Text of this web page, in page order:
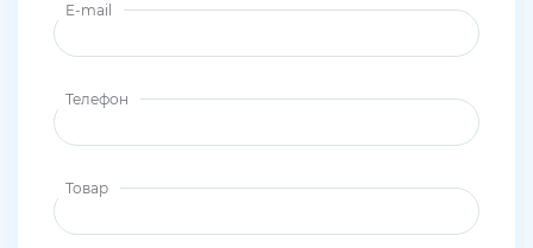
E-mail
Телефон
Товар